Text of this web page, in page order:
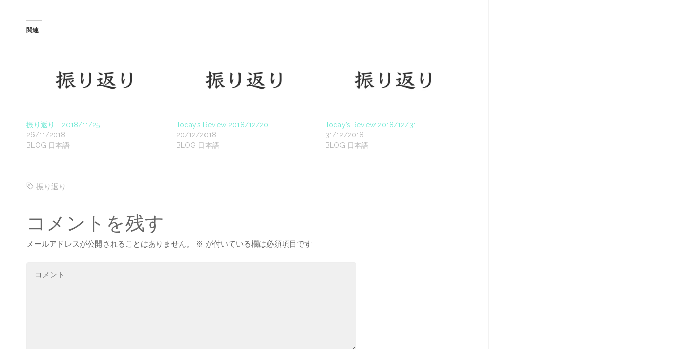
関連
振り返り 2018/11/25
26/11/2018
BLOG 日本語
Today’s Review 2018/12/20
20/12/2018
BLOG 日本語
Today’s Review 2018/12/31
31/12/2018
BLOG 日本語
振り返り
コメントを残す
メールアドレスが公開されることはありません。 ※ が付いている欄は必須項目です